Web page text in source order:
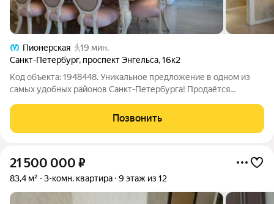
Пионерская
19 мин.
Санкт-Петербург, проспект Энгельса,16к2
Код объекта: 1948448. Уникальное предложение в одном из
самых удобных районов Санкт-Петербурга! Продаётся
Энгельса, 16к2. Эта просторная квартира с дизайнерским
ремонтом и двумя балконами,
Позвонить
21 500 000 ₽
83,4 м² 3-комн. квартира 9 этаж из 12